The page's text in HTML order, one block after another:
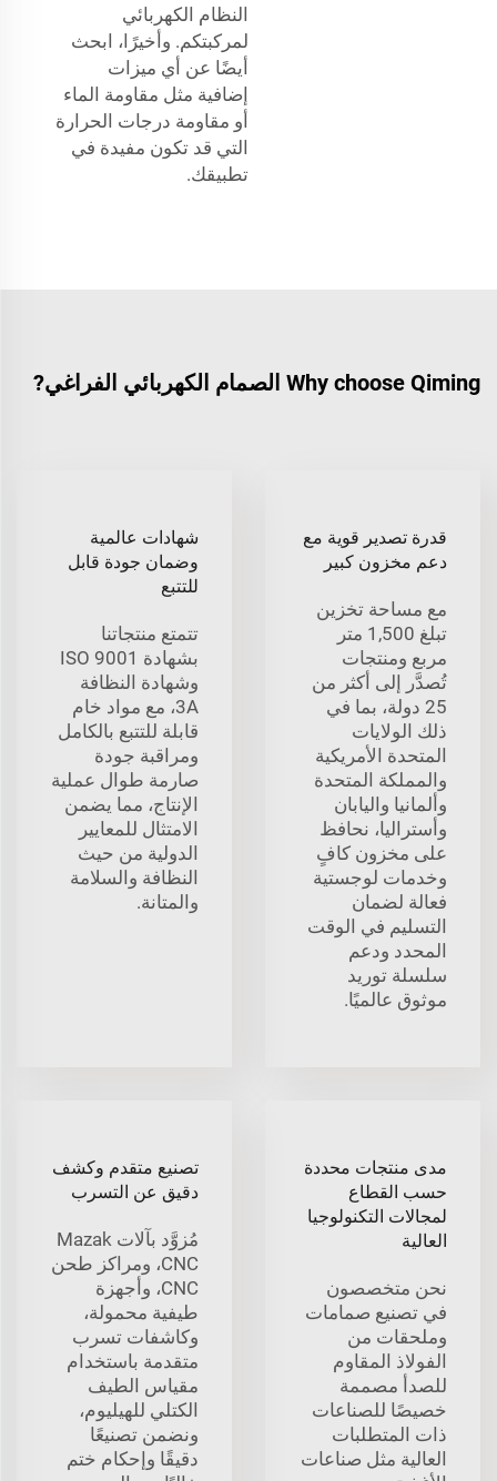
النظام الكهربائي
لمركبتكم. وأخيرًا، ابحث
أيضًا عن أي ميزات
إضافية مثل مقاومة الماء
أو مقاومة درجات الحرارة
التي قد تكون مفيدة في
تطبيقك.
Why choose Qiming الصمام الكهربائي الفراغي?
قدرة تصدير قوية مع
دعم مخزون كبير
مع مساحة تخزين
تبلغ 1,500 متر
مربع ومنتجات
تُصدَّر إلى أكثر من
25 دولة، بما في
ذلك الولايات
المتحدة الأمريكية
والمملكة المتحدة
وألمانيا واليابان
وأستراليا، نحافظ
على مخزون كافٍ
وخدمات لوجستية
فعالة لضمان
التسليم في الوقت
المحدد ودعم
سلسلة توريد
موثوق عالميًا.
شهادات عالمية
وضمان جودة قابل
للتتبع
تتمتع منتجاتنا
بشهادة ISO 9001
وشهادة النظافة
3A، مع مواد خام
قابلة للتتبع بالكامل
ومراقبة جودة
صارمة طوال عملية
الإنتاج، مما يضمن
الامتثال للمعايير
الدولية من حيث
النظافة والسلامة
والمتانة.
مدى منتجات محددة
حسب القطاع
لمجالات التكنولوجيا
العالية
نحن متخصصون
في تصنيع صمامات
وملحقات من
الفولاذ المقاوم
للصدأ مصممة
خصيصًا للصناعات
ذات المتطلبات
العالية مثل صناعات
تصنيع متقدم وكشف
دقيق عن التسرب
مُزوَّد بآلات Mazak
CNC، ومراكز طحن
CNC، وأجهزة
طيفية محمولة،
وكاشفات تسرب
متقدمة باستخدام
مقياس الطيف
الكتلي للهيليوم،
ونضمن تصنيعًا
دقيقًا وإحكام ختم